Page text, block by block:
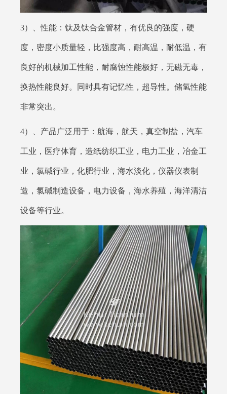
3）、性能：钛及钛合金管材，有优良的强度，硬
度，密度小质量轻，比强度高，耐高温，耐低温，有
良好的机械加工性能，耐腐蚀性能极好，无磁无毒，
换热性能良好。同时具有记忆性，超导性。储氢性能
非常突出。
4）、产品广泛用于：航海，航天，真空制盐，汽车
工业，医疗体育，造纸纺织工业，电力工业，冶金工
业，氯碱行业，化肥行业，海水淡化，仪器仪表制
造，氯碱制造设备，电力设备，海水养殖，海洋清洁
设备等行业。